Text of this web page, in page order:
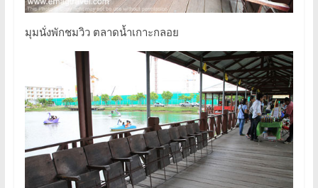
มุมนั่งพักชมวิว ตลาดน้ำเกาะกลอย